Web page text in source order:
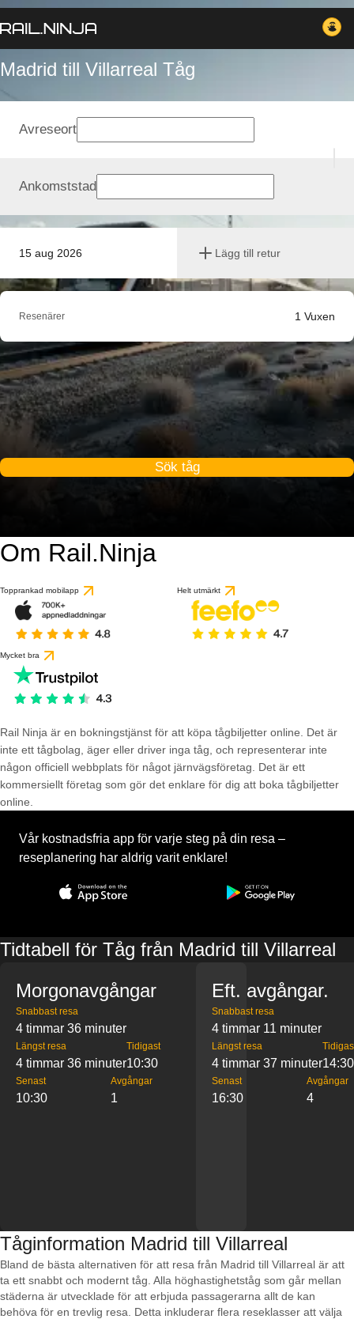
Madrid till Villarreal Tåg
15 aug 2026 Lägg till retur
Avreseort
Ankomststad
Resenärer 1 Vuxen
Sök tåg
Om Rail.Ninja
Topprankad mobilapp Helt utmärkt
Mycket bra
Rail Ninja är en bokningstjänst för att köpa tågbiljetter online. Det är
inte ett tågbolag, äger eller driver inga tåg, och representerar inte
någon officiell webbplats för något järnvägsföretag. Det är ett
kommersiellt företag som gör det enklare för dig att boka tågbiljetter
online.
Vår kostnadsfria app för varje steg på din resa –
reseplanering har aldrig varit enklare!
Tidtabell för Tåg från Madrid till Villarreal
Morgonavgångar
Snabbast resa
4 timmar 36 minuter
Längst resa
4 timmar 36 minuter
Tidigast
10:30
Senast
10:30
Avgångar
1
Eft. avgångar.
Snabbast resa
4 timmar 11 minuter
Längst resa
4 timmar 37 minuter14:30
Senast
16:30
Avgångar
4
Tåginformation Madrid till Villarreal
Bland de bästa alternativen för att resa från Madrid till Villarreal är att
ta ett snabbt och modernt tåg. Alla höghastighetståg som går mellan
städerna är utvecklade för att erbjuda passagerarna allt de kan
behöva för en trevlig resa. Detta inkluderar flera reseklasser att välja